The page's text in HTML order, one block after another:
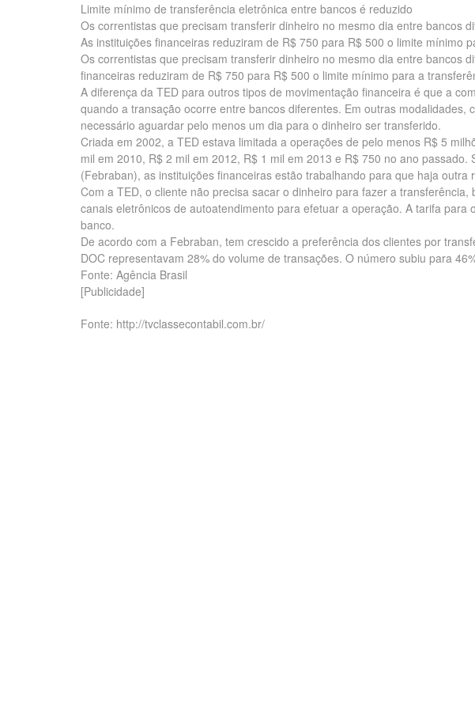
Limite mínimo de transferência eletrônica entre bancos é reduzido
Os correntistas que precisam transferir dinheiro no mesmo dia entre bancos
As instituições financeiras reduziram de R$ 750 para R$ 500 o limite mínimo
Os correntistas que precisam transferir dinheiro no mesmo dia entre bancos
financeiras reduziram de R$ 750 para R$ 500 o limite mínimo para a
A diferença da TED para outros tipos de movimentação financeira é que a
quando a transação ocorre entre bancos diferentes. Em outras modalidades,
necessário aguardar pelo menos um dia para o dinheiro ser transferido.
Criada em 2002, a TED estava limitada a operações de pelo menos R$ 5
mil em 2010, R$ 2 mil em 2012, R$ 1 mil em 2013 e R$ 750 no ano
(Febraban), as instituições financeiras estão trabalhando para que haja outra
Com a TED, o cliente não precisa sacar o dinheiro para fazer a
canais eletrônicos de autoatendimento para efetuar a operação. A tarifa
banco.
De acordo com a Febraban, tem crescido a preferência dos clientes por
DOC representavam 28% do volume de transações. O número subiu para
Fonte: Agência Brasil
[Publicidade]
Fonte: http://tvclassecontabil.com.br/